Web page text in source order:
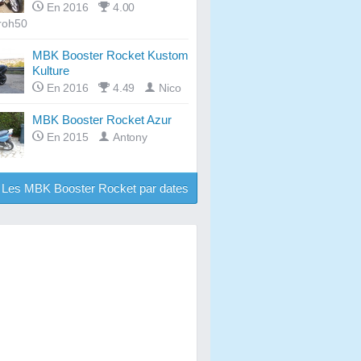
En 2016
4.00
MBK Booster Rocket Kustom
Kulture
En 2016 4.49 Nico
MBK Booster Rocket Azur
En 2015 Antony
Les MBK Booster Rocket par dates